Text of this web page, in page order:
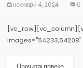
ноември 4, 2024 0
градинките и основците